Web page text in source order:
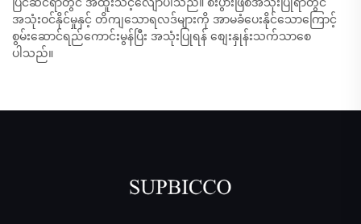
အသုံးဝင်နိုင်မှုနှင့် တိကျသောရလဒ်များကို အာမခံပေးနိုင်သောကြောင့်
စွမ်းဆောင်ရည်ကောင်းမွန်ပြီး အသုံးပြုရန် စျေးနှုန်းသက်သာစေ
ပါသည်။